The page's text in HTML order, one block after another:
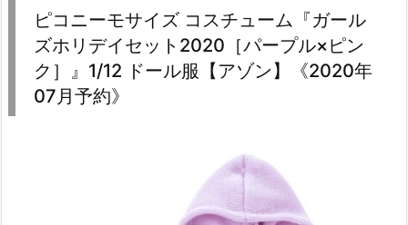
ピコニーモサイズ コスチューム『ガール
ズホリデイセット2020［パープル×ピン
ク］』1/12 ドール服【アゾン】《2020年
07月予約》